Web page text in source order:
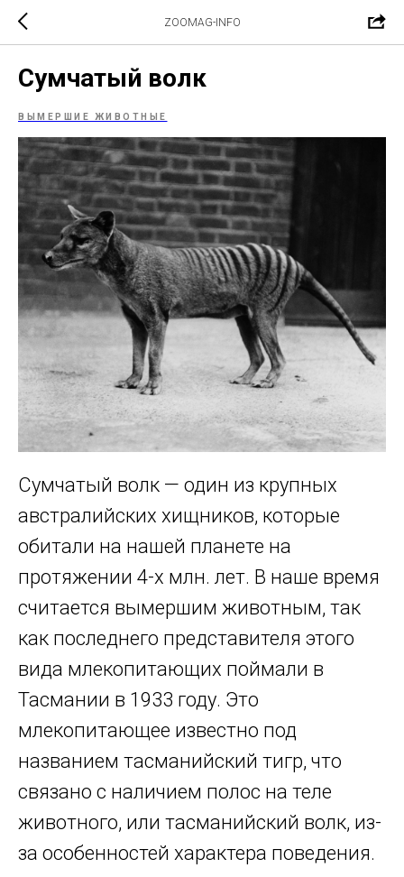
ZOOMAG-INFO
Сумчатый волк
ВЫМЕРШИЕ ЖИВОТНЫЕ
Сумчатый волк — один из крупных
австралийских хищников, которые
обитали на нашей планете на
протяжении 4-х млн. лет. В наше время
считается вымершим животным, так
как последнего представителя этого
вида млекопитающих поймали в
Тасмании в 1933 году. Это
млекопитающее известно под
названием тасманийский тигр, что
связано с наличием полос на теле
животного, или тасманийский волк, из-
за особенностей характера поведения.